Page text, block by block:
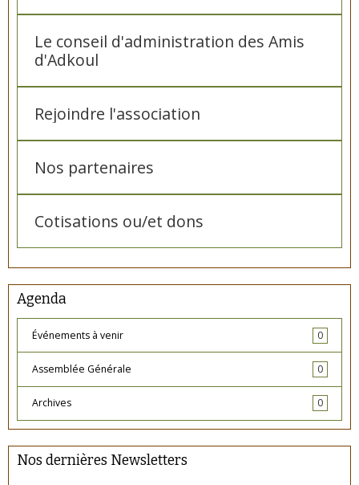
Le conseil d'administration des Amis
d'Adkoul
Rejoindre l'association
Nos partenaires
Cotisations ou/et dons
Agenda
Événements à venir 0
Assemblée Générale 0
Archives 0
Nos dernières Newsletters